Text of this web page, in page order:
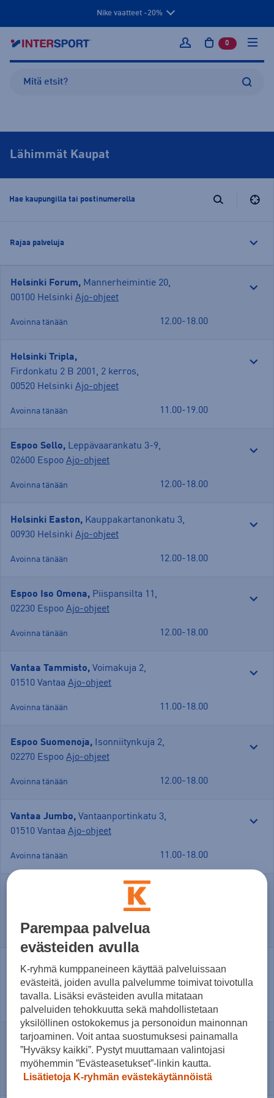
Nike vaatteet -20%
Kirjaudu sisään
0 tuotetta
Lähimmät Kaupat
Rajaa palveluja
Helsinki Forum, Mannerheimintie 20,
00100 Helsinki Ajo-ohjeet
Avoinna tänään 12.00-18.00
Helsinki Tripla,
Firdonkatu 2 B 2001, 2 kerros,
00520 Helsinki Ajo-ohjeet
Avoinna tänään 11.00-19.00
Espoo Sello, Leppävaarankatu 3-9,
02600 Espoo Ajo-ohjeet
Avoinna tänään 12.00-18.00
Helsinki Easton, Kauppakartanonkatu 3,
00930 Helsinki Ajo-ohjeet
Avoinna tänään 12.00-18.00
Espoo Iso Omena, Piispansilta 11 ,
02230 Espoo Ajo-ohjeet
Avoinna tänään 12.00-18.00
Vantaa Tammisto, Voimakuja 2,
01510 Vantaa Ajo-ohjeet
Avoinna tänään 11.00-18.00
Espoo Suomenoja, Isonniitynkuja 2,
02270 Espoo Ajo-ohjeet
Avoinna tänään 12.00-18.00
Vantaa Jumbo, Vantaanportinkatu 3,
01510 Vantaa Ajo-ohjeet
Avoinna tänään 11.00-18.00
Nikonkatu 1 (Citymarketin talossa)
Avoinna tänään
Järvenpää, Helsingintie 4-8
04400 JärvenpääAjo-ohjeet
Avoinna tänään 12.00-16.00
Nummela, Tuusankaari 1,
03100 NummelaAjo-ohjeet
Avoinna tänään 11.00-18.00
Parempaa palvelua
evästeiden avulla
K-ryhmä kumppaneineen käyttää palveluissaan
evästeitä, joiden avulla palvelumme toimivat toivotulla
tavalla. Lisäksi evästeiden avulla mitataan
palveluiden tehokkuutta sekä mahdollistetaan
yksilöllinen ostokokemus ja personoidun mainonnan
tarjoaminen. Voit antaa suostumuksesi painamalla
”Hyväksy kaikki”. Pystyt muuttamaan valintojasi
myöhemmin ”Evästeasetukset”-linkin kautta.
Lisätietoja K-ryhmän evästekäytännöistä